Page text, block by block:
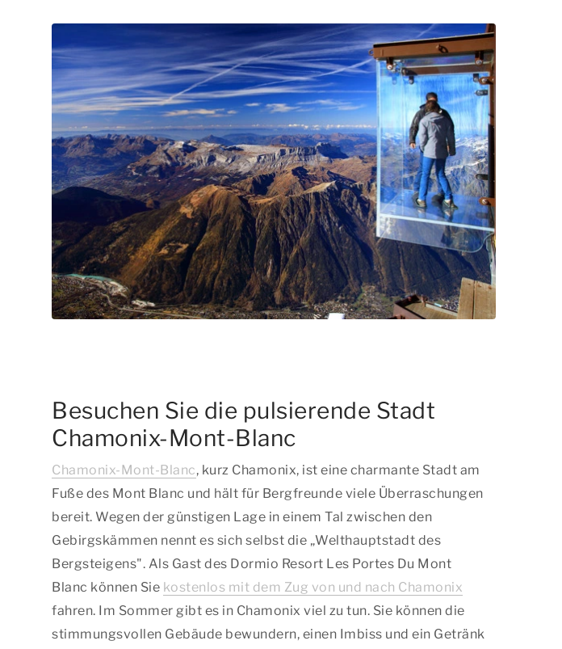
Besuchen Sie die pulsierende Stadt
Chamonix-Mont-Blanc
Chamonix-Mont-Blanc, kurz Chamonix, ist eine charmante Stadt am
Fuße des Mont Blanc und hält für Bergfreunde viele Überraschungen
bereit. Wegen der günstigen Lage in einem Tal zwischen den
Gebirgskämmen nennt es sich selbst die „Welthauptstadt des
Bergsteigens". Als Gast des Dormio Resort Les Portes Du Mont
Blanc können Sie kostenlos mit dem Zug von und nach Chamonix
fahren. Im Sommer gibt es in Chamonix viel zu tun. Sie können die
stimmungsvollen Gebäude bewundern, einen Imbiss und ein Getränk